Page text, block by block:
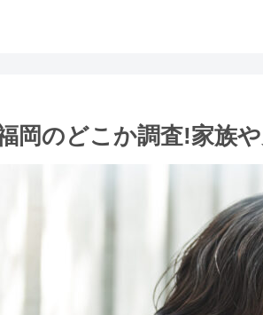
岡のどこか調査!家族